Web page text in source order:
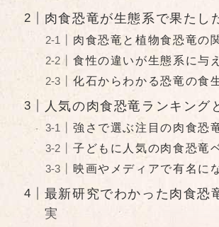
肉食恐竜が生態系で果たし
肉食恐竜と植物食恐竜の
食性の違いが生態系に与
化石からわかる恐竜の食
人気の肉食恐竜ランキング
強さで選ぶ注目の肉食恐
子どもに人気の肉食恐竜
映画やメディアで有名に
最新研究でわかった肉食恐
実